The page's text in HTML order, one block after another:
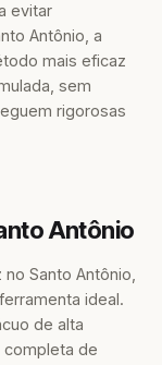
evitar
Antônio, a
mais eficaz
sem
rigorosas
Antônio
Santo Antônio,
ideal.
de alta
completa de